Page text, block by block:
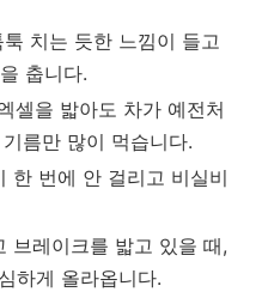
툭 치는 듯한 느낌이 들고
춥니다.
셀을 밟아도 차가 예전처
름만 많이 먹습니다.
한 번에 안 걸리고 비실비
브레이크를 밟고 있을 때,
하게 올라옵니다.